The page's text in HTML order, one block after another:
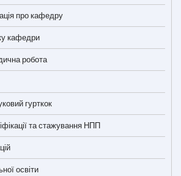
про кафедру
кафедри
робота
гурткок
та стажування НПП
освіти